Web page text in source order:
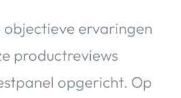
ervaringen
productreviews
opgericht. Op